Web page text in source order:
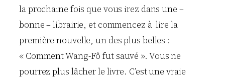
la prochaine fois que vous irez dans une –
bonne – librairie, et commencez à lire la
première nouvelle, un des plus belles :
« Comment Wang-Fô fut sauvé ». Vous ne
pourrez plus lâcher le livre. C’est une vraie